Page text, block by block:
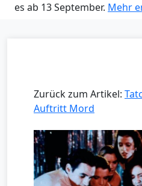
es ab 13 September. Mehr
Zurück zum Artikel:
Auftritt Mord